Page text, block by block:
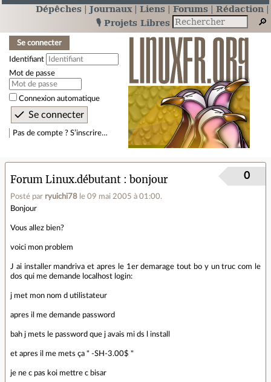
Dépêches Journaux Liens Forums
Rédaction
🎙️ Projets Libres
Se connecter
Identifiant
Mot de passe
Connexion automatique
Pas de compte ? S’inscrire…
Forum Linux.débutant bonjour
Posté par ryuichi78 le 09 mai 2005 à 01:00.
0
Bonjour
Vous allez bien?
voici mon problem
J ai installer mandriva et apres le 1er demarage tout bo y un truc com le
dos qui me demande localhost login:
j met mon nom d utilistateur
apres il me demande password
bah j mets le password que j avais mi ds l install
et apres il me mets ça " -SH-3.00$ "
je ne c pas koi mettre c bisar